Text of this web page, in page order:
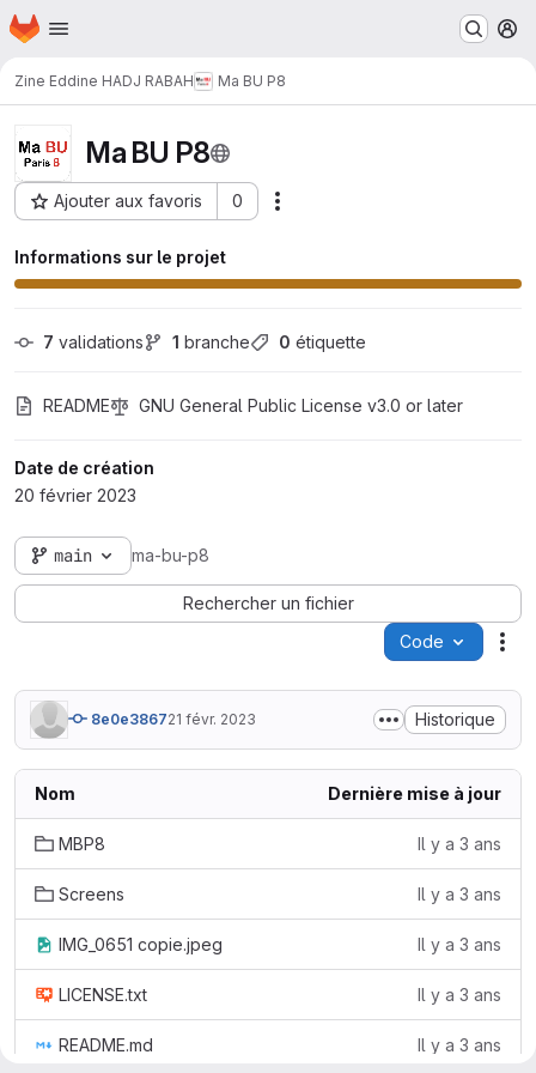
Passer au contenu principal
Page d'accueil
Zine Eddine HADJ RABAH Ma BU P8
Ma BU P8
Ajouter aux favoris 0
ID du projet : 1550
Informations sur le projet
7 validations 1 branche 0 étiquette
README GNU General Public License v3.0 or later
Date de création
20 février 2023
main ma-bu-p8
Rechercher un fichier
Code
8e0e386721 févr. 2023 Historique
Nom Dernière mise à jour
MBP8 Il y a 3 ans
Screens Il y a 3 ans
IMG_0651 copie.jpeg Il y a 3 ans
LICENSE.txt Il y a 3 ans
README.md Il y a 3 ans